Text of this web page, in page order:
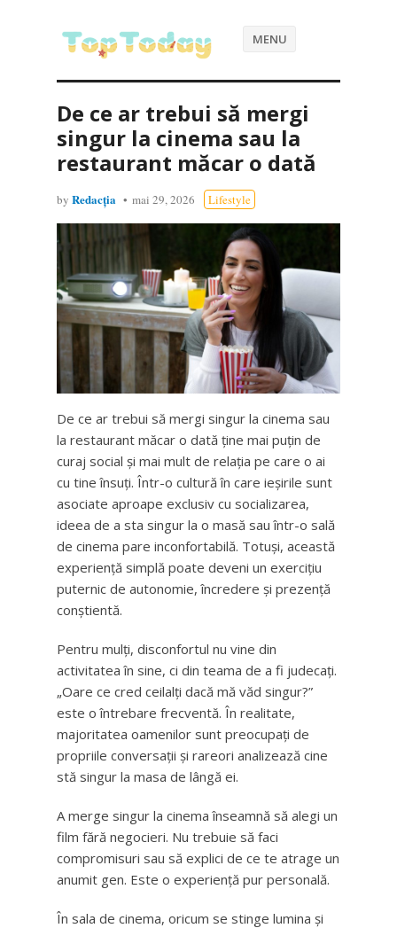
MENU
De ce ar trebui să mergi
singur la cinema sau la
restaurant măcar o dată
by Redacția mai 29, 2026 Lifestyle
De ce ar trebui să mergi singur la cinema sau
la restaurant măcar o dată ține mai puțin de
curaj social și mai mult de relația pe care o ai
cu tine însuți. Într-o cultură în care ieșirile sunt
asociate aproape exclusiv cu socializarea,
ideea de a sta singur la o masă sau într-o sală
de cinema pare inconfortabilă. Totuși, această
experiență simplă poate deveni un exercițiu
puternic de autonomie, încredere și prezență
conștientă.
Pentru mulți, disconfortul nu vine din
activitatea în sine, ci din teama de a fi judecați.
„Oare ce cred ceilalți dacă mă văd singur?”
este o întrebare frecventă. În realitate,
majoritatea oamenilor sunt preocupați de
propriile conversații și rareori analizează cine
stă singur la masa de lângă ei.
A merge singur la cinema înseamnă să alegi un
film fără negocieri. Nu trebuie să faci
compromisuri sau să explici de ce te atrage un
anumit gen. Este o experiență pur personală.
În sala de cinema, oricum se stinge lumina și